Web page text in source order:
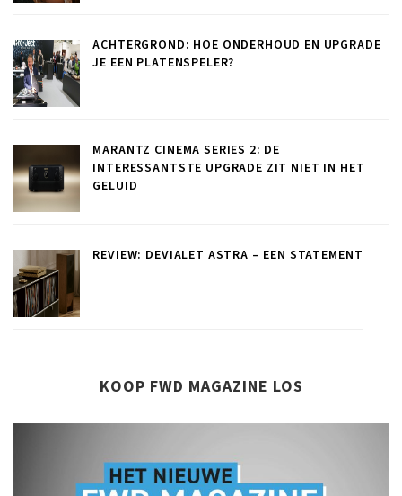
ACHTERGROND: HOE ONDERHOUD EN UPGRADE
JE EEN PLATENSPELER?
MARANTZ CINEMA SERIES 2: DE
INTERESSANTSTE UPGRADE ZIT NIET IN HET
GELUID
REVIEW: DEVIALET ASTRA – EEN STATEMENT
KOOP FWD MAGAZINE LOS